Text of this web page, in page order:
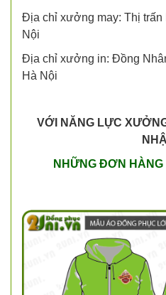
Địa chỉ xưởng may: Thị
Nội
Địa chỉ xưởng in: Đồng
Hà Nội
VỚI NĂNG LỰC
NHỮNG ĐƠN HÀNG